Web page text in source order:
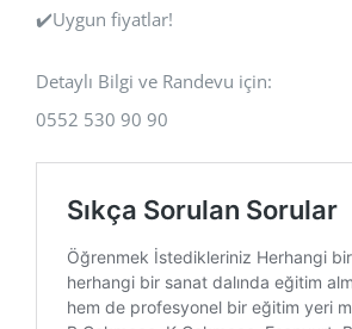
✔️Uygun fiyatlar!
Detaylı Bilgi ve Randevu için:
0552 530 90 90